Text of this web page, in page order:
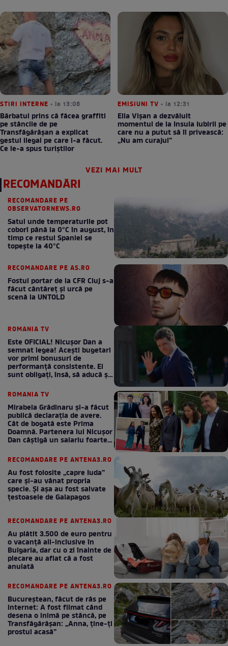
STIRI INTERNE • la 13:08
Bărbatul prins că făcea graffiti
pe stâncile de pe
Transfăgărășan a explicat
gestul ilegal pe care l-a făcut.
Ce le-a spus turiștilor
EMISIUNI TV • la 12:31
Ella Vișan a dezvăluit
momentul de la Insula Iubirii pe
care nu a putut să îl privească:
„Nu am curajul”
VEZI MAI MULT
RECOMANDĂRI
RECOMANDARE PE
OBSERVATORNEWS.RO
Satul unde temperaturile pot
coborî până la 0°C în august, în
timp ce restul Spaniei se
topește la 40°C
RECOMANDARE PE AS.RO
Fostul portar de la CFR Cluj s-a
făcut cântăreţ şi urcă pe
scenă la UNTOLD
ROMANIA TV
Este OFICIAL! Nicușor Dan a
semnat legea! Acești bugetari
vor primi bonusuri de
performanță consistente. Ei
sunt obligați, însă, să aducă și
ROMANIA TV
Mirabela Grădinaru și-a făcut
publică declarația de avere.
Cât de bogată este Prima
Doamnă. Partenera lui Nicușor
Dan câștigă un salariu foarte
RECOMANDARE PE ANTENA3.RO
Au fost folosite „capre Iuda”
care și-au vânat propria
specie. Și așa au fost salvate
țestoasele de Galapagos
RECOMANDARE PE ANTENA3.RO
Au plătit 3.500 de euro pentru
o vacanță all-inclusive în
Bulgaria, dar cu o zi înainte de
plecare au aflat că a fost
anulată
RECOMANDARE PE ANTENA3.RO
Bucureștean, făcut de râs pe
internet: A fost filmat când
desena o inimă pe stâncă, pe
Transfăgărășan: „Anna, ține-ți
prostul acasă”